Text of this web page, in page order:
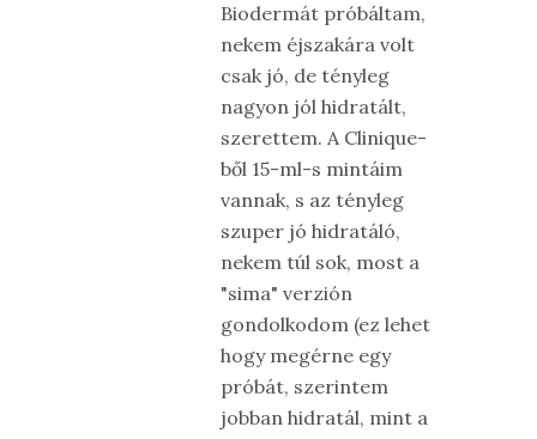
Biodermát próbáltam,
nekem éjszakára volt
csak jó, de tényleg
nagyon jól hidratált,
szerettem. A Clinique-
ből 15-ml-s mintáim
vannak, s az tényleg
szuper jó hidratáló,
nekem túl sok, most a
"sima" verzión
gondolkodom (ez lehet
hogy megérne egy
próbát, szerintem
jobban hidratál, mint a